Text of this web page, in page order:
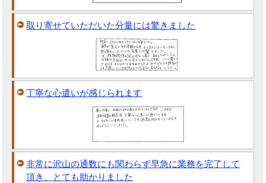
取り寄せていただいた分量には驚きました
丁寧な心遣いが感じられます
非常に沢山の通数にも関わらず早急に業務を完了して
頂き、とても助かりました